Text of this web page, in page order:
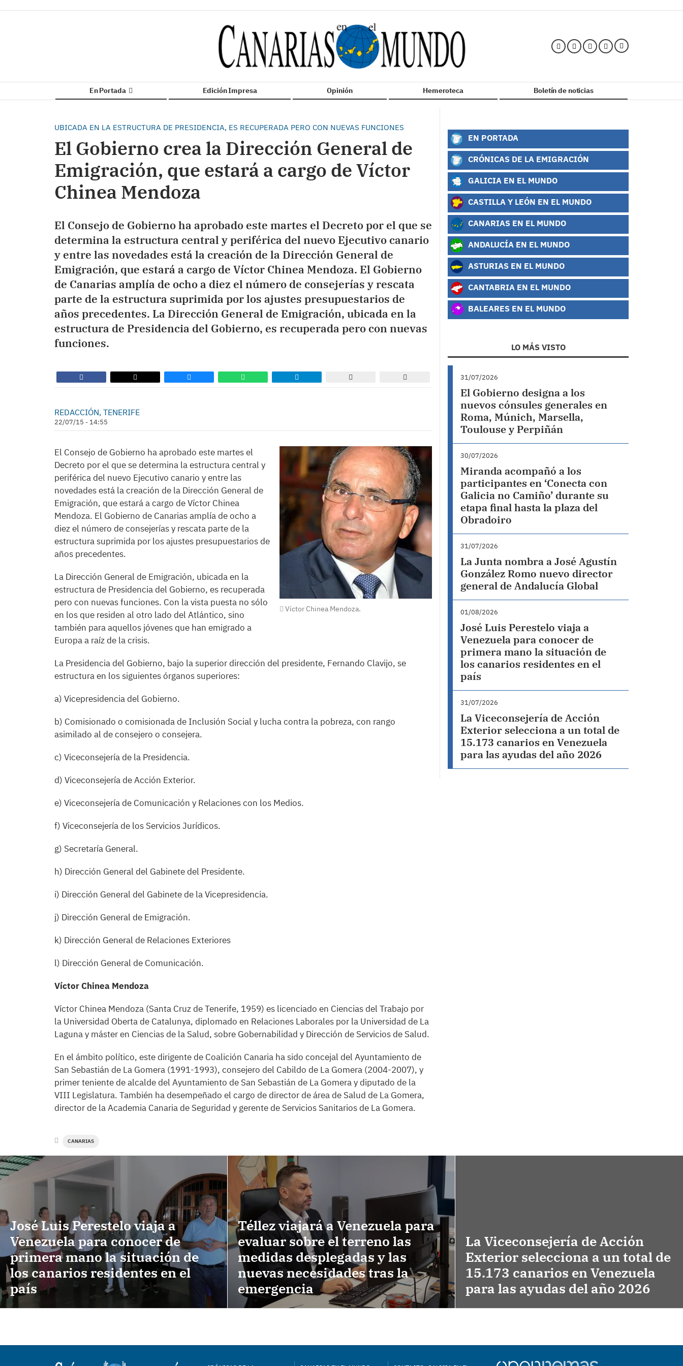
En Portada Edición Impresa Opinión Hemeroteca Boletín de noticias
UBICADA EN LA ESTRUCTURA DE PRESIDENCIA, ES RECUPERADA PERO CON NUEVAS FUNCIONES
El Gobierno crea la Dirección General de
Emigración, que estará a cargo de Víctor
Chinea Mendoza
El Consejo de Gobierno ha aprobado este martes el Decreto por el que se
determina la estructura central y periférica del nuevo Ejecutivo canario
y entre las novedades está la creación de la Dirección General de
Emigración, que estará a cargo de Víctor Chinea Mendoza. El Gobierno
de Canarias amplía de ocho a diez el número de consejerías y rescata
parte de la estructura suprimida por los ajustes presupuestarios de
años precedentes. La Dirección General de Emigración, ubicada en la
estructura de Presidencia del Gobierno, es recuperada pero con nuevas
funciones.
REDACCIÓN, TENERIFE
22/07/15 - 14:55
Víctor Chinea Mendoza.
El Consejo de Gobierno ha aprobado este martes el
Decreto por el que se determina la estructura central y
periférica del nuevo Ejecutivo canario y entre las
novedades está la creación de la Dirección General de
Emigración, que estará a cargo de Víctor Chinea
Mendoza. El Gobierno de Canarias amplía de ocho a
diez el número de consejerías y rescata parte de la
estructura suprimida por los ajustes presupuestarios de
años precedentes.
La Dirección General de Emigración, ubicada en la
estructura de Presidencia del Gobierno, es recuperada
pero con nuevas funciones. Con la vista puesta no sólo
en los que residen al otro lado del Atlántico, sino
también para aquellos jóvenes que han emigrado a
Europa a raíz de la crisis.
La Presidencia del Gobierno, bajo la superior dirección del presidente, Fernando Clavijo, se
estructura en los siguientes órganos superiores:
a) Vicepresidencia del Gobierno.
b) Comisionado o comisionada de Inclusión Social y lucha contra la pobreza, con rango
asimilado al de consejero o consejera.
c) Viceconsejería de la Presidencia.
d) Viceconsejería de Acción Exterior.
e) Viceconsejería de Comunicación y Relaciones con los Medios.
f) Viceconsejería de los Servicios Jurídicos.
g) Secretaría General.
h) Dirección General del Gabinete del Presidente.
i) Dirección General del Gabinete de la Vicepresidencia.
j) Dirección General de Emigración.
k) Dirección General de Relaciones Exteriores
l) Dirección General de Comunicación.
Víctor Chinea Mendoza
Víctor Chinea Mendoza (Santa Cruz de Tenerife, 1959) es licenciado en Ciencias del Trabajo por
la Universidad Oberta de Catalunya, diplomado en Relaciones Laborales por la Universidad de La
Laguna y máster en Ciencias de la Salud, sobre Gobernabilidad y Dirección de Servicios de Salud.
En el ámbito político, este dirigente de Coalición Canaria ha sido concejal del Ayuntamiento de
San Sebastián de La Gomera (1991-1993), consejero del Cabildo de La Gomera (2004-2007), y
primer teniente de alcalde del Ayuntamiento de San Sebastián de La Gomera y diputado de la
VIII Legislatura. También ha desempeñado el cargo de director de área de Salud de La Gomera,
director de la Academia Canaria de Seguridad y gerente de Servicios Sanitarios de La Gomera.
CANARIAS
EN PORTADA
CRÓNICAS DE LA EMIGRACIÓN
GALICIA EN EL MUNDO
CASTILLA Y LEÓN EN EL MUNDO
CANARIAS EN EL MUNDO
ANDALUCÍA EN EL MUNDO
ASTURIAS EN EL MUNDO
CANTABRIA EN EL MUNDO
BALEARES EN EL MUNDO
LO MÁS VISTO
31/07/2026
El Gobierno designa a los
nuevos cónsules generales en
Roma, Múnich, Marsella,
Toulouse y Perpiñán
30/07/2026
Miranda acompañó a los
participantes en ‘Conecta con
Galicia no Camiño’ durante su
etapa final hasta la plaza del
Obradoiro
31/07/2026
La Junta nombra a José Agustín
González Romo nuevo director
general de Andalucía Global
01/08/2026
José Luis Perestelo viaja a
Venezuela para conocer de
primera mano la situación de
los canarios residentes en el
país
31/07/2026
La Viceconsejería de Acción
Exterior selecciona a un total de
15.173 canarios en Venezuela
para las ayudas del año 2026
José Luis Perestelo viaja a
Venezuela para conocer de
primera mano la situación de
los canarios residentes en el
país
Téllez viajará a Venezuela para
evaluar sobre el terreno las
medidas desplegadas y las
nuevas necesidades tras la
emergencia
La Viceconsejería de Acción
Exterior selecciona a un total de
15.173 canarios en Venezuela
para las ayudas del año 2026